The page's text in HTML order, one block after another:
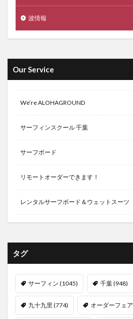
波情報
Our Service
We’re ALOHAGROUND
サーフィンスクール 千葉
サーフボード
リモートオーダーできます！
レンタルサーフボード＆ウェットスーツ
タグ
サーフィン (1045) 千葉(948)
九十九里 (774) オーダーフェア